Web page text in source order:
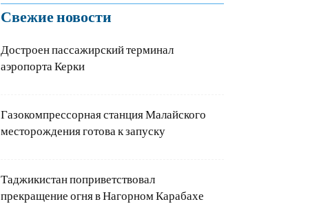
Свежие новости
Достроен пассажирский терминал
аэропорта Керки
Газокомпрессорная станция Малайского
месторождения готова к запуску
Таджикистан поприветствовал
прекращение огня в Нагорном Карабахе